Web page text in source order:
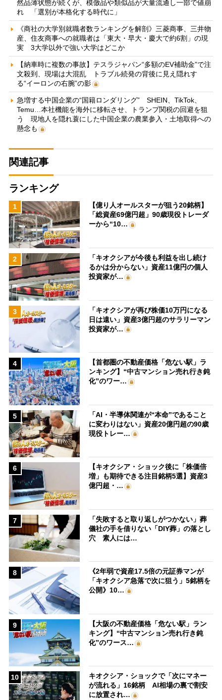
然品薄状態が続くが、模倣品や類似品が大量流通し一部で値崩
れ 「選別が本格化する時代に」
《商社の大学別就職者数ランキングを解剖》三菱商事、三井物
産、住友商事への就職者は「東大・早大・慶大で約6割」の現
実 3大学以外で強い大学はどこか
【納車時に複数の事故】テスラジャパン“多額のEV補助金”で注
文殺到、現場は大混乱 トラブル続発の背後に見え隠れす
る“イーロンの右腕”の影
急増する中国企業の“国籍ロンダリング” SHEIN、TikTok、
Temu…本社機能を海外に移転させ、トランプ関税の回避を狙
う 現地人を隠れ蓑にした中国企業の農業参入・土地取得への
懸念も
関連記事
ランキング
1
【億り人オールスターが狙う20銘柄】
「総資産69億円超」90歳現役トレーダ
ーから“10…
2
「キオクシアが今後も利益を出し続け
るかは分からない」資産11億円の個人
投資家が…
3
「キオクシアが再び株価10万円になる
日は遠い」資産3億円超のサラリーマン
投資家が…
4
【首都圏の不動産価格「危ない駅」ラ
ンキング】“中古マンション売れ行き鈍
化”のワー…
5
「AI・半導体関連が“本命”であること
に変わりはない」資産20億円超の90歳
現役トレー…
6
【キオクシア・ショック後に「株価倍
増」も期待できる注目銘柄5選】資産3
億円超・…
7
「失敗すると取り返しがつかない」葬
儀社の手を借りない「DIY葬」の落とし
穴 素人には…
8
《2年弱で資産17.5倍の元証券マンが
「キオクシア急落で次に狙う」5銘柄を
公開》10…
9
【大阪の不動産価格「危ない駅」ラン
キング】“中古マンション売れ行き鈍
化”のワース…
10
キオクシア・ショックで「次にマネー
が流れる」16銘柄 AI相場の裏で割安
に放置され…